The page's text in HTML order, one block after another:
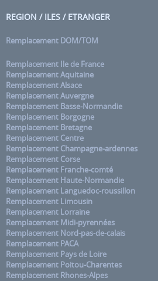
REGION / ILES / ETRANGER
Remplacement DOM/TOM
Remplacement Ile de France
Remplacement Aquitaine
Remplacement Alsace
Remplacement Auvergne
Remplacement Basse-Normandie
Remplacement Borgogne
Remplacement Bretagne
Remplacement Centre
Remplacement Champagne-ardennes
Remplacement Corse
Remplacement Franche-comté
Remplacement Haute-Normandie
Remplacement Languedoc-roussillon
Remplacement Limousin
Remplacement Lorraine
Remplacement Midi-pyrennées
Remplacement Nord-pas-de-calais
Remplacement PACA
Remplacement Pays de Loire
Remplacement Poitou-Charentes
Remplacement Rhones-Alpes